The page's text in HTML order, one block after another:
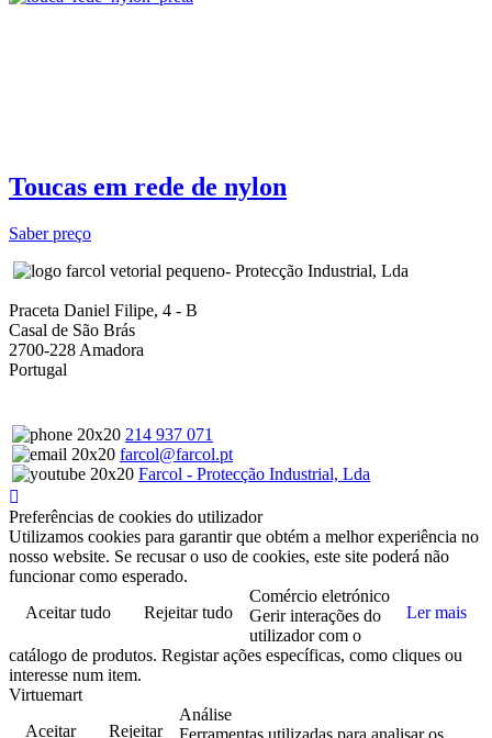
Toucas em rede de nylon
Saber preço
- Protecção Industrial, Lda
Praceta Daniel Filipe, 4 - B
Casal de São Brás
2700-228 Amadora
Portugal
214 937 071
farcol@farcol.pt
Farcol - Protecção Industrial, Lda
Preferências de cookies do utilizador
Utilizamos cookies para garantir que obtém a melhor experiência no
nosso website. Se recusar o uso de cookies, este site poderá não
funcionar como esperado.
Aceitar tudo
Rejeitar tudo Ler mais
Comércio eletrónico
Gerir interações do
utilizador com o
catálogo de produtos. Registar ações específicas, como cliques ou
interesse num item.
Virtuemart
Aceitar
Rejeitar
Análise